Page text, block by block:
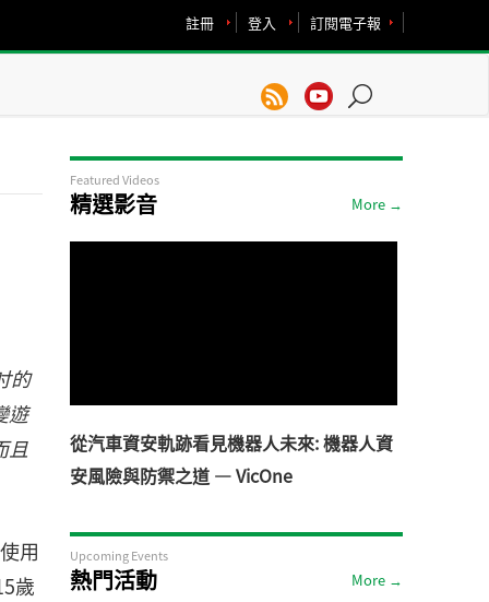
訂閱電子報
登入
註冊
的
遊
且
用
歲
Featured Videos
精選影音 More →
從汽車資安軌跡看見機器人未來: 機器人資
安風險與防禦之道 — VicOne
Upcoming Events
熱門活動 More →